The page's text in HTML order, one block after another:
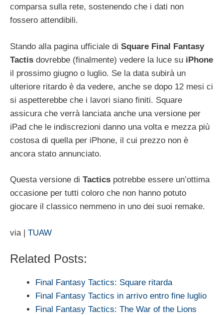
comparsa sulla rete, sostenendo che i dati non
fossero attendibili.
Stando alla pagina ufficiale di Square Final Fantasy
Tactis dovrebbe (finalmente) vedere la luce su iPhone
il prossimo giugno o luglio. Se la data subirà un
ulteriore ritardo è da vedere, anche se dopo 12 mesi ci
si aspetterebbe che i lavori siano finiti. Square
assicura che verrà lanciata anche una versione per
iPad che le indiscrezioni danno una volta e mezza più
costosa di quella per iPhone, il cui prezzo non è
ancora stato annunciato.
Questa versione di Tactics potrebbe essere un’ottima
occasione per tutti coloro che non hanno potuto
giocare il classico nemmeno in uno dei suoi remake.
via | TUAW
Related Posts:
Final Fantasy Tactics: Square ritarda
Final Fantasy Tactics in arrivo entro fine luglio
Final Fantasy Tactics: The War of the Lions